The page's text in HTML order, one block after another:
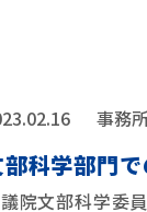
事務
科学部門
院文部科学委